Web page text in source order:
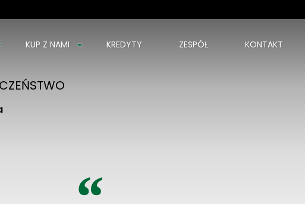
KUP Z NAMI KREDYTY ZESPÓŁ KONTAKT